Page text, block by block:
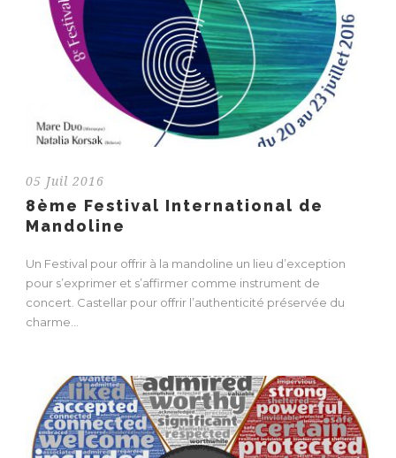
05 Juil 2016
8ème Festival International de
Mandoline
Un Festival pour offrir à la mandoline un lieu d’exception
pour s’exprimer et s’affirmer comme instrument de
concert. Castellar pour offrir l’authenticité préservée du
charme...